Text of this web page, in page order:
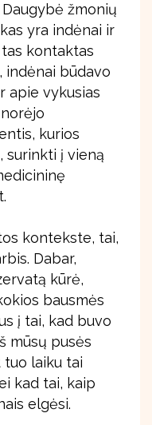
žmonių
yra indėnai ir
kontaktas
indėnai būdavo
apie vykusias
kurios
surinkti į vieną
kontekste, tai,
Dabar,
kūrė,
bausmės
į tai, kad buvo
mūsų pusės
tuo laiku tai
kad tai, kaip
elgėsi.